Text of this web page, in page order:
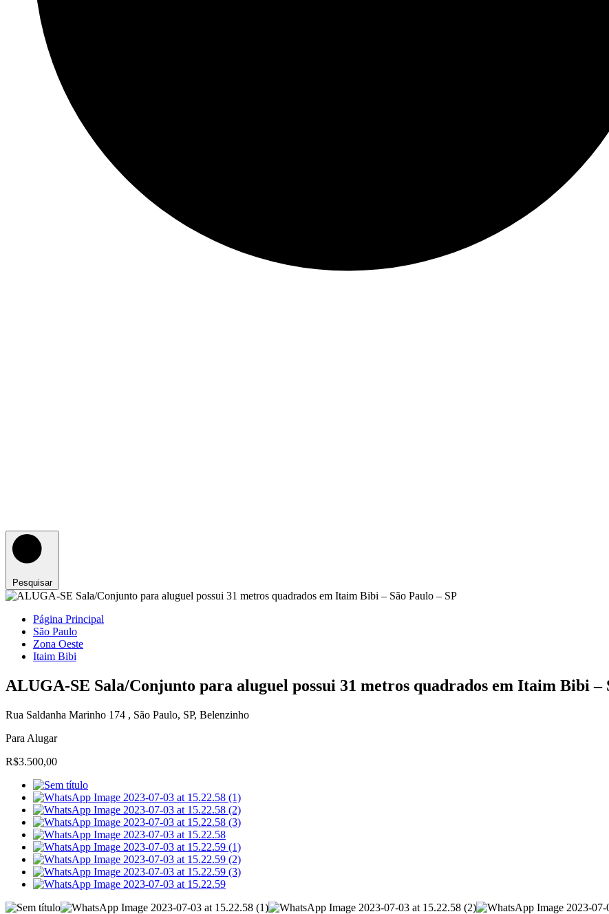
Pesquisar
Página Principal
São Paulo
Zona Oeste
Itaim Bibi
ALUGA-SE Sala/Conjunto para aluguel possui 31 metros quadrados em Itaim Bibi –
Rua Saldanha Marinho 174 , São Paulo, SP, Belenzinho
Para Alugar
R$3.500,00